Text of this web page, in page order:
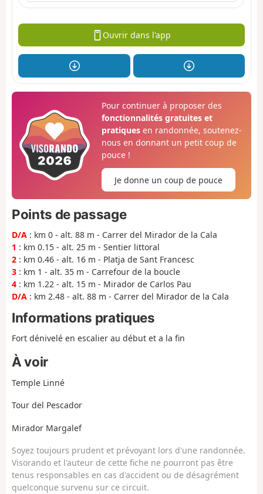
Ouvrir dans l'app
Pour continuer à proposer des
fonctionnalités gratuites et
pratiquesen randonnée, soutenez-
nous en donnant un petit coup de
pouce !
Je donne un coup de pouce
Points de passage
D/A : km 0 - alt. 88 m - Carrer del Mirador de la Cala
1 : km 0.15 - alt. 25 m - Sentier littoral
2 : km 0.46 - alt. 16 m - Platja de Sant Francesc
3 : km 1 - alt. 35 m - Carrefour de la boucle
4 : km 1.22 - alt. 15 m - Mirador de Carlos Pau
D/A : km 2.48 - alt. 88 m - Carrer del Mirador de la Cala
Informations pratiques
Fort dénivelé en escalier au début et a la fin
À voir
Temple Linné
Tour del Pescador
Mirador Margalef
Soyez toujours prudent et prévoyant lors d'une randonnée.
Visorando et l'auteur de cette fiche ne pourront pas être
tenus responsables en cas d'accident ou de désagrément
quelconque survenu sur ce circuit.